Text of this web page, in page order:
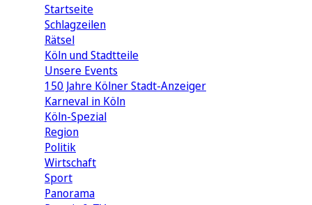
Startseite
Schlagzeilen
Rätsel
Köln und Stadtteile
Unsere Events
150 Jahre Kölner Stadt-Anzeiger
Karneval in Köln
Köln-Spezial
Region
Politik
Wirtschaft
Sport
Panorama